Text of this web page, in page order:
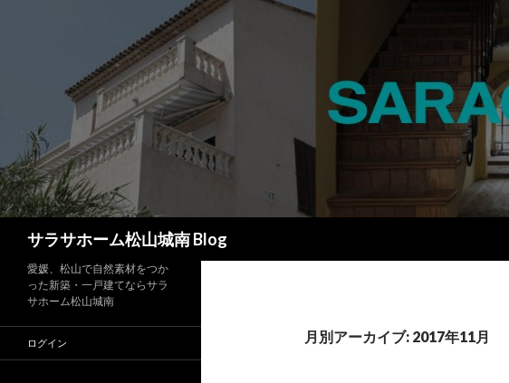
サラサホーム松山城南 Blog
月別アーカイブ: 2017年11月
愛媛、松山で自然素材をつか
った新築・一戸建てならサラ
サホーム松山城南
ログイン